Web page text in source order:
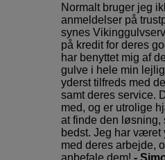
Normalt bruger jeg
anmeldelser på
synes
på kredit for deres
har benyttet mig af
gulve i hele min
yderst tilfreds med
samt deres service.
med, og er utrolige
at finde den løsning,
bedst. Jeg har været
med deres arbejde,